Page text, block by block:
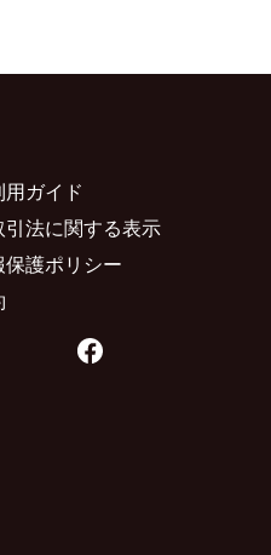
用ガイド
引法に関する表示
保護ポリシー